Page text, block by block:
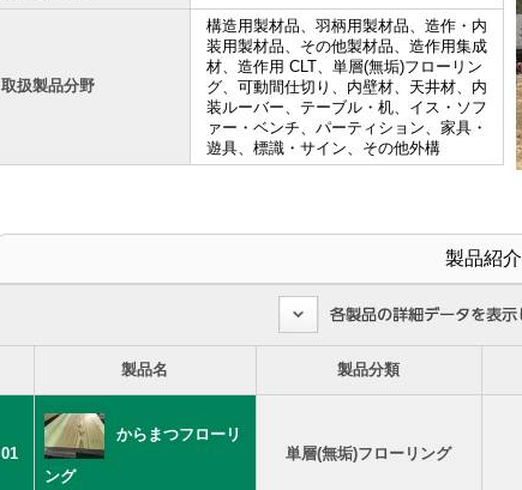
取扱製品分野
構造用製材品、羽柄用製材品、造作・内
装用製材品、その他製材品、造作用集成
材、造作用 CLT、単層(無垢)フローリン
グ、可動間仕切り、内壁材、天井材、内
装ルーバー、テーブル・机、イス・ソフ
ァー・ベンチ、パーティション、家具・
遊具、標識・サイン、その他外構
製品紹介
製品名 製品分類
01
からまつフローリ
ング
単層(無垢)フローリング